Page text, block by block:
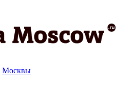
Москвы